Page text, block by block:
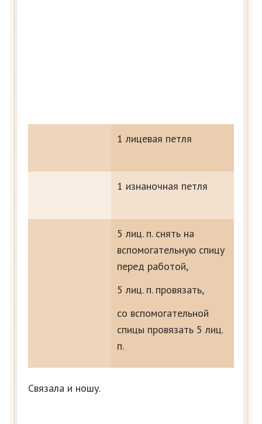
1 лицевая петля
1 изнаночная петля
5 лиц. п. снять на
вспомогательную спицу
перед работой,
5 лиц. п. провязать,
со вспомогательной
спицы провязать 5 лиц.
п.
Связала и ношу.